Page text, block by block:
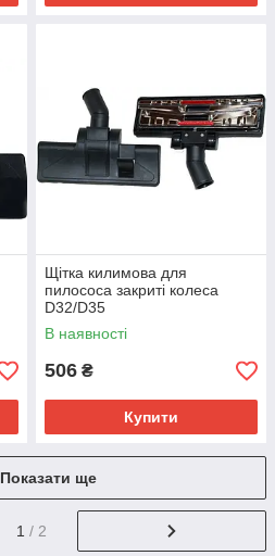
Щітка килимова для
пилососа закриті колеса
D32/D35
В наявності
506 ₴
Купити
Показати ще
1 / 2